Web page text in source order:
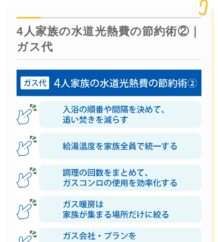
4人家族の水道光熱費の節約術②｜
ガス代